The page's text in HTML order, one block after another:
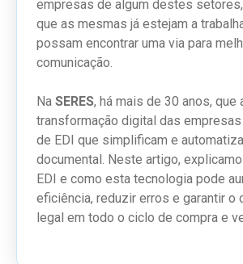
empresas de algum destes
que as mesmas já estejam a
possam encontrar uma via para
comunicação.
Na SERES, há mais de 30 anos, que
transformação digital das
de EDI que simplificam e
documental. Neste artigo,
EDI e como esta tecnologia pode
eficiência, reduzir erros e garantir o
legal em todo o ciclo de compra e